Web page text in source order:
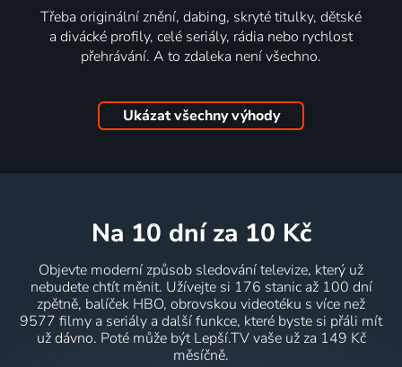
Třeba originální znění, dabing, skryté titulky, dětské
a divácké profily, celé seriály, rádia nebo rychlost
přehrávání. A to zdaleka není všechno.
Ukázat všechny výhody
na 10 dní za 10 Kč
Objevte moderní způsob sledování televize, který už
nebudete chtít měnit. Užívejte si 176 stanic až 100 dní
zpětně, balíček HBO, obrovskou videotéku s více než
9577 filmy a seriály a další funkce, které byste si přáli mít
už dávno. Poté může být Lepší.TV vaše už za 149 Kč
měsíčně.